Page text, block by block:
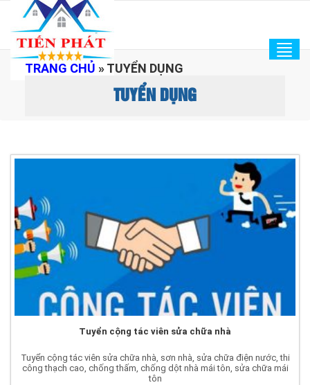
TRANG CHỦ »TUYỂN DỤNG
TUYỂN DỤNG
Tuyển cộng tác viên sửa chữa nhà
Tuyển cộng tác viên sửa chữa nhà, sơn nhà, sửa chữa điện nước, thi
công thạch cao, chống thấm, chống dột nhà mái tôn, sửa chữa mái
tôn